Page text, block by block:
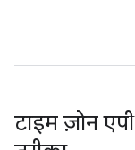
टाइम ज़ोन